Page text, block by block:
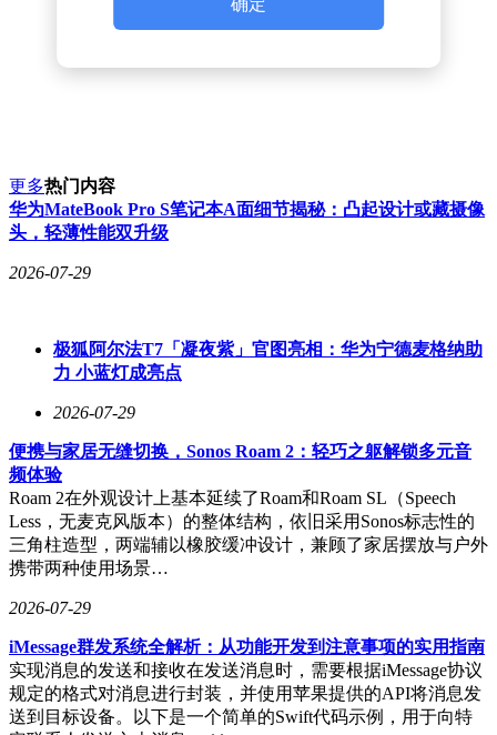
更多热门内容
华为MateBook Pro S笔记本A面细节揭秘：凸起设计或藏摄像
头，轻薄性能双升级
2026-07-29
极狐阿尔法T7「凝夜紫」官图亮相：华为宁德麦格纳助
力 小蓝灯成亮点
2026-07-29
便携与家居无缝切换，Sonos Roam 2：轻巧之躯解锁多元音
频体验
Roam 2在外观设计上基本延续了Roam和Roam SL（Speech
Less，无麦克风版本）的整体结构，依旧采用Sonos标志性的
三角柱造型，两端辅以橡胶缓冲设计，兼顾了家居摆放与户外
携带两种使用场景…
2026-07-29
iMessage群发系统全解析：从功能开发到注意事项的实用指南
实现消息的发送和接收在发送消息时，需要根据iMessage协议
规定的格式对消息进行封装，并使用苹果提供的API将消息发
送到目标设备。以下是一个简单的Swift代码示例，用于向特